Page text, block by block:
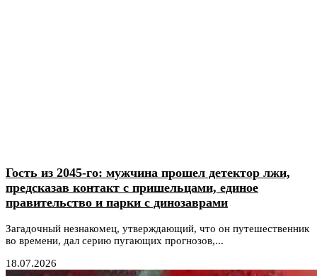
Гость из 2045-го: мужчина прошел детектор лжи,
предсказав контакт с пришельцами, единое
правительство и парки с динозаврами
Загадочный незнакомец, утверждающий, что он путешественник
во времени, дал серию пугающих прогнозов,...
18.07.2026